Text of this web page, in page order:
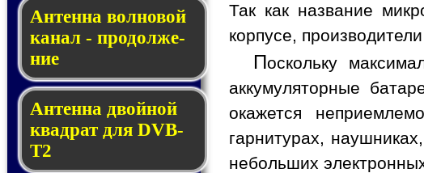
Антенна вол­но­вой
ка­нал - про­дол­же­
ние
Антенна двойной
квад­рат для DVB-
T2
Так как название
корпусе,
Поскольку
аккумуляторные
окажется
гарнитурах,
небольших